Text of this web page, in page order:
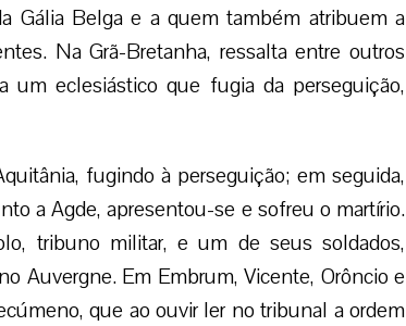
Gália Belga e a quem também atribuem a
Na Grã-Bretanha, ressalta entre outros
eclesiástico que fugia da perseguição,
fugindo à perseguição; em seguida,
a Agde, apresentou-se e sofreu o martírio.
tribuno militar, e um de seus soldados,
Auvergne. Em Embrum, Vicente, Orôncio e
que ao ouvir ler no tribunal a ordem